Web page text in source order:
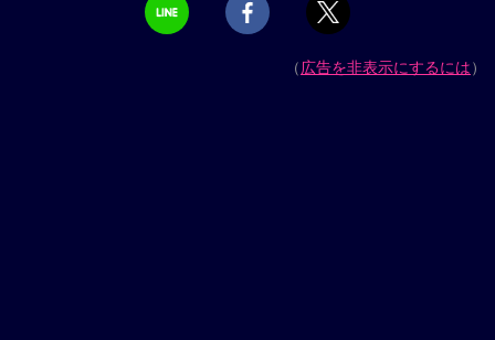
（広告を非表示にするには）